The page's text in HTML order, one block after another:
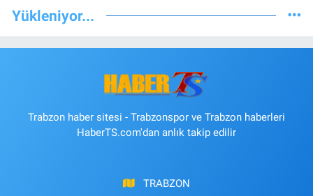
Yükleniyor...
Trabzon haber sitesi - Trabzonspor ve Trabzon haberleri
HaberTS.com'dan anlık takip edilir
TRABZON